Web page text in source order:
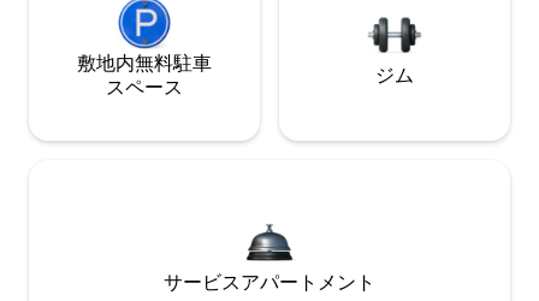
敷地内無料駐⁠車
ス⁠ペ⁠ー⁠ス
ジム
サービスアパートメント